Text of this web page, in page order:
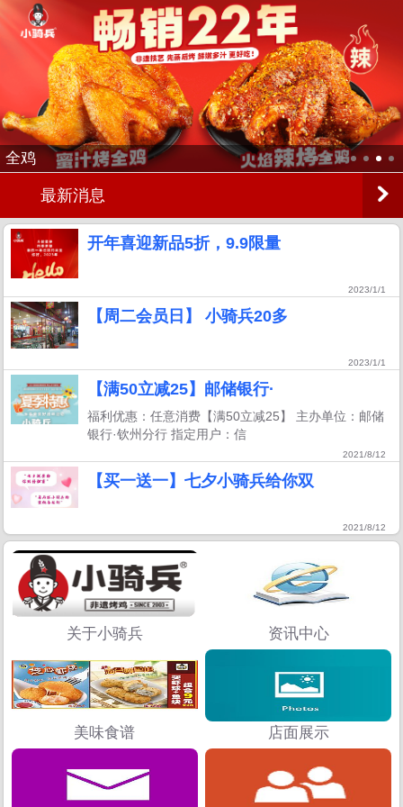
全鸡
最新消息
开年喜迎新品5折，9.9限量
2023/1/1
【周二会员日】 小骑兵20多
2023/1/1
【满50立减25】邮储银行·
福利优惠：任意消费【满50立减25】 主办单位：邮储
银行·钦州分行 指定用户：信
2021/8/12
【买一送一】七夕小骑兵给你双
2021/8/12
关于小骑兵 资讯中心
美味食谱 店面展示